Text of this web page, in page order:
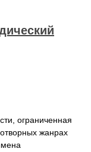
ограниченная
жанрах